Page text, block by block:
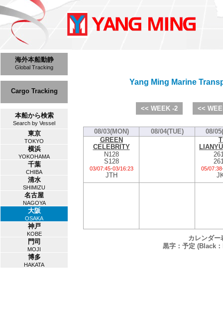
海外本船動静
Global Tracking
Cargo Tracking
本船から検索
Search by Vessel
東京
TOKYO
横浜
YOKOHAMA
千葉
CHIBA
清水
SHIMIZU
名古屋
NAGOYA
大阪
OSAKA
神戸
KOBE
門司
MOJI
博多
HAKATA
Yang Ming Marine
<< WEEK -2 <<
08/03(MON) 08/04(TUE)
08/
GREEN
CELEBRITY
N128
S128
03/07:45-03/16:23
JTH
05/07:38
カレンダー
黒字：予定 (Black